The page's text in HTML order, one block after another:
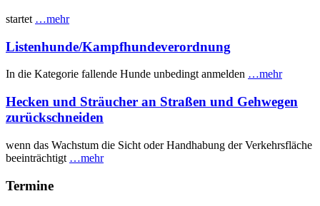
startet …mehr
Listenhunde/Kampfhundeverordnung
In die Kategorie fallende Hunde unbedingt anmelden …mehr
Hecken und Sträucher an Straßen und Gehwegen
zurückschneiden
wenn das Wachstum die Sicht oder Handhabung der Verkehrsfläche
beeinträchtigt …mehr
Termine